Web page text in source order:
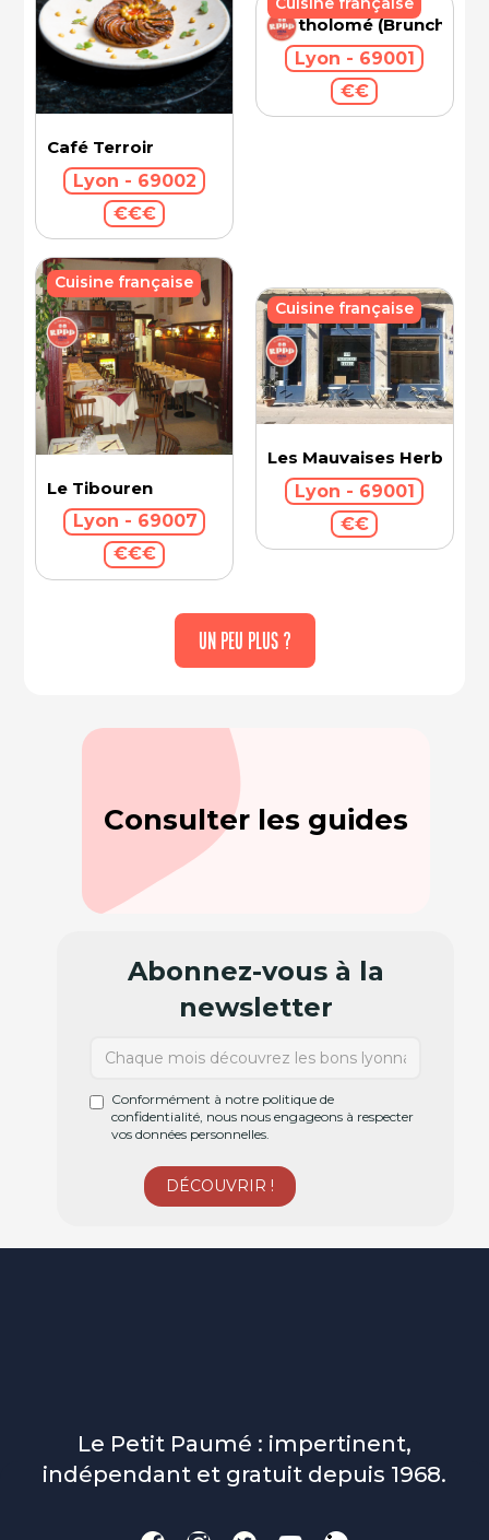
Café Terroir
Lyon - 69002
€€€
Bartholomé (Brunch)
Lyon - 69001
€€
Le Tibouren
Lyon - 69007
€€€
Cuisine française
Les Mauvaises Herbes
Lyon - 69001
€€
Cuisine française
UN PEU PLUS ?
Consulter les guides
Abonnez-vous à la
newsletter
Conformément à notre politique de
confidentialité, nous nous engageons à respecter
vos données personnelles.
Le Petit Paumé : impertinent,
indépendant et gratuit depuis 1968.